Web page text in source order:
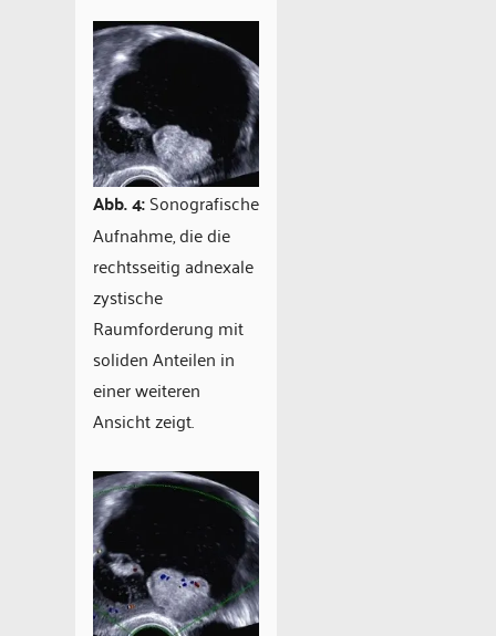
Abb. 4:Sonografische
Aufnahme, die die
rechtsseitig adnexale
zystische
Raumforderung mit
soliden Anteilen in
einer weiteren
Ansicht zeigt.